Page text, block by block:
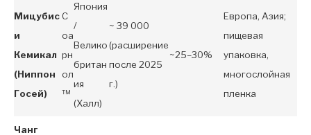
Мицубис
и
Кемикал
(Ниппон
Госей)
С
оа
рн
ол
™
Япония
/
Велико
британ
ия
(Халл)
~ 39 000
(расширение
после 2025
г.)
~25–30%
Европа, Азия;
пищевая
упаковка,
многослойная
пленка
Чанг